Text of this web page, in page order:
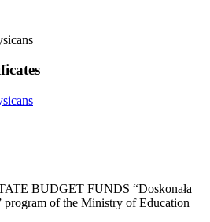
BUDGET FUNDS “Doskonała
program of the Ministry of Education